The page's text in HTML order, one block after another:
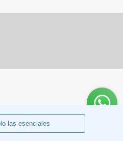
las esenciales